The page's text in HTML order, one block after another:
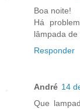
Boa noite!
Há
lâmpada
Responder
André 14
Que